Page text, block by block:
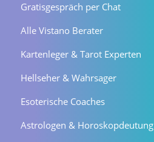
Gratisgespräch per Chat
Alle Vistano Berater
Kartenleger & Tarot Experten
Hellseher & Wahrsager
Esoterische Coaches
Astrologen & Horoskopdeutung